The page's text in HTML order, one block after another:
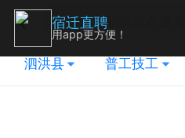
泗洪县 普工技工
宿迁直聘
用app更方便！